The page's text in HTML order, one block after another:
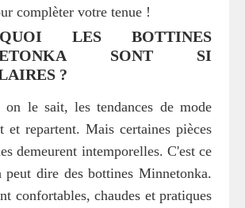
complèter votre tenue !
LES BOTTINES
SONT SI
?
on le sait, les tendances de mode
et repartent. Mais certaines pièces
demeurent intemporelles. C'est ce
peut dire des bottines Minnetonka.
confortables, chaudes et pratiques